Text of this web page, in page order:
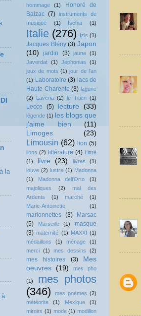
la
à
hommage
(1)
Honoré de
Balzac (7) instruments de
musique
(1) Ischia (1)
Italie (276) Izis (1)
Jacques Blény (3) Japon
(10)
jardin (3) jaune
(1)
Javerdat (1) Jéphonias
(1)
jeux de mots (1) jour de l'an
(1) Laboratoire (3) lacs de
Haute Charente (3) lagune
(2)
Lavena (2) le Titien (1)
Lecce (5) lecture (33)
légende (1) les blogs que
j'aime bien
(11)
Limoges
(23)
Limousin (62) lion (5)
lions (2) littérature (4)
Littré
(1)
livre (23) livres
(1)
louve (2) lustre (1) Madonna
(1)
Madonna dell'Orto
(1)
majoliques
(2)
mal des
Ardents
(1) marché
(1)
Marie-Antoinette
(1)
marionnettes (3)
Marsac
(5)
Marseille (1)
masque
(3) maternité (1) MAXXI
(1)
médaillons
(1) ménage
(1)
merci (1) mes dessins (2)
mes histoires (3)
Mes
oeuvres (19) mes pho
(1)
mes photos
(346)
mes poèmes (2)
météorite
(1) Mexique
(1)
miroirs (1) mode (1) modillon